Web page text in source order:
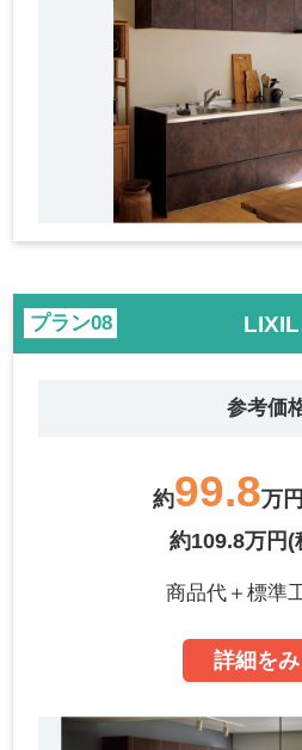
プラン
参考価
約99.8万
約109.8万円(
商品代＋標準
詳細を